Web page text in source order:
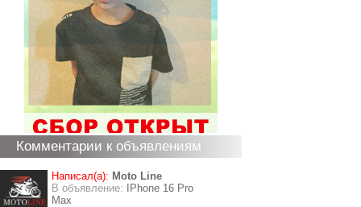
Комментарии к объявлениям
Написал(а): Moto Line
В объявление:
IPhone 16 Pro
Max